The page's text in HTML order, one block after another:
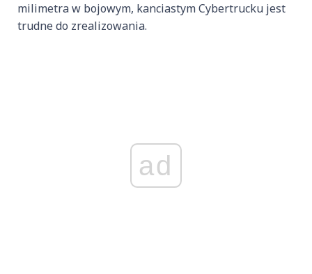
milimetra w bojowym, kanciastym Cybertrucku jest
trudne do zrealizowania.
ad